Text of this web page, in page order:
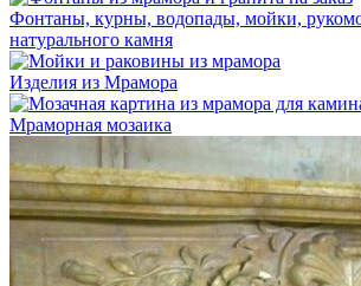
Фонтаны, курны, водопады, мойки,
натурального камня
Изделия из Мрамора
Мраморная мозаика